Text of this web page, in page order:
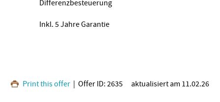
Differenzbesteuerung
Inkl. 5 Jahre Garantie
Print this offer | Offer ID: 2635 aktualisiert am 11.02.26